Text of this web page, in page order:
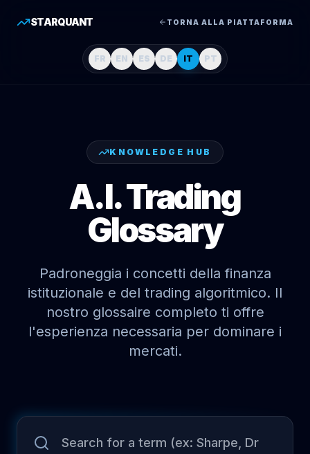
STARQUANT TORNA ALLA PIATTAFORMA
FR EN ES DE IT PT
KNOWLEDGE HUB
A.I. Trading
Glossary
Padroneggia i concetti della finanza
istituzionale e del trading algoritmico. Il
nostro glossaire completo ti offre
l'esperienza necessaria per dominare i
mercati.
Search for a term (ex: Sharpe, Drawdown, Order